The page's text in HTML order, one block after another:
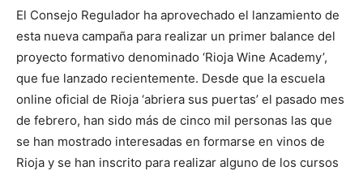
El Consejo Regulador ha aprovechado el lanzamiento de
esta nueva campaña para realizar un primer balance del
proyecto formativo denominado ‘Rioja Wine Academy’,
que fue lanzado recientemente. Desde que la escuela
online oficial de Rioja ‘abriera sus puertas’ el pasado mes
de febrero, han sido más de cinco mil personas las que
se han mostrado interesadas en formarse en vinos de
Rioja y se han inscrito para realizar alguno de los cursos